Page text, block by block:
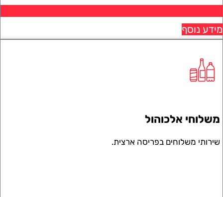
נוסף
אלכוהול
משלוחים בפריסה ארצית.